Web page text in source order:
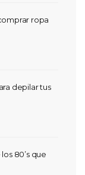
ropa
depilar tus
80’s que